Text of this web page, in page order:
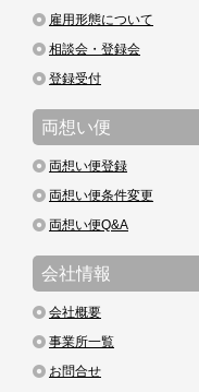
雇用形態について
相談会・登録会
登録受付
両想い便
両想い便登録
両想い便条件変更
両想い便Q&A
会社情報
会社概要
事業所一覧
お問合せ